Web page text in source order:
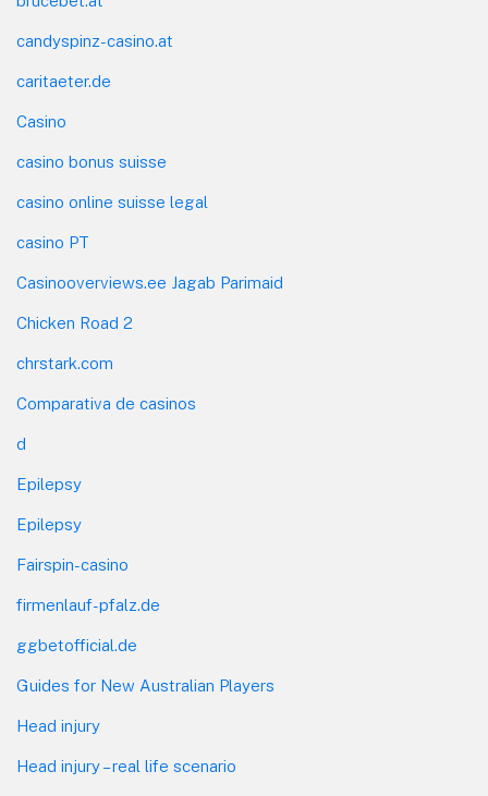
candyspinz-casino.at
caritaeter.de
Casino
casino bonus suisse
casino online suisse legal
casino PT
Casinooverviews.ee Jagab Parimaid
Chicken Road 2
chrstark.com
Comparativa de casinos
d
Epilepsy
Epilepsy
Fairspin-casino
firmenlauf-pfalz.de
ggbetofficial.de
Guides for New Australian Players
Head injury
Head injury – real life scenario